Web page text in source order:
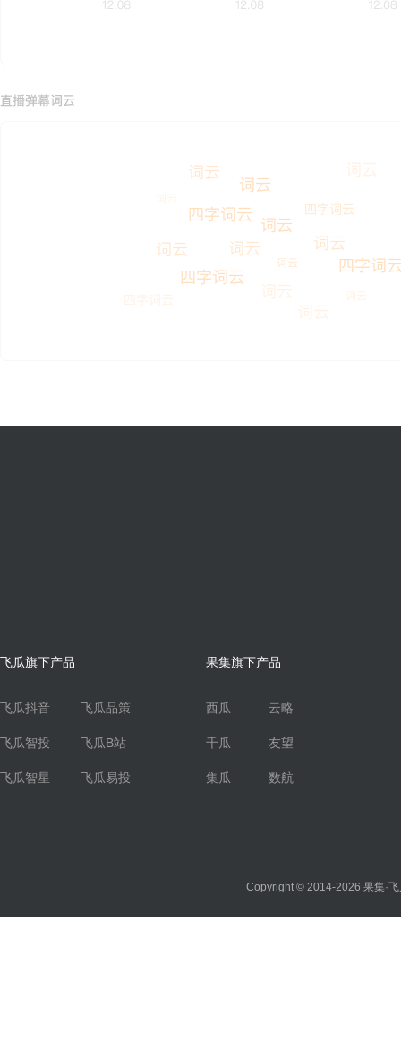
飞瓜旗下产品
飞瓜抖音 飞瓜品策
飞瓜智投 飞瓜B站
飞瓜智星 飞瓜易投
果集旗下产品
西瓜 云略
千瓜 友望
集瓜 数航
Copyright © 2014-2026 果集·